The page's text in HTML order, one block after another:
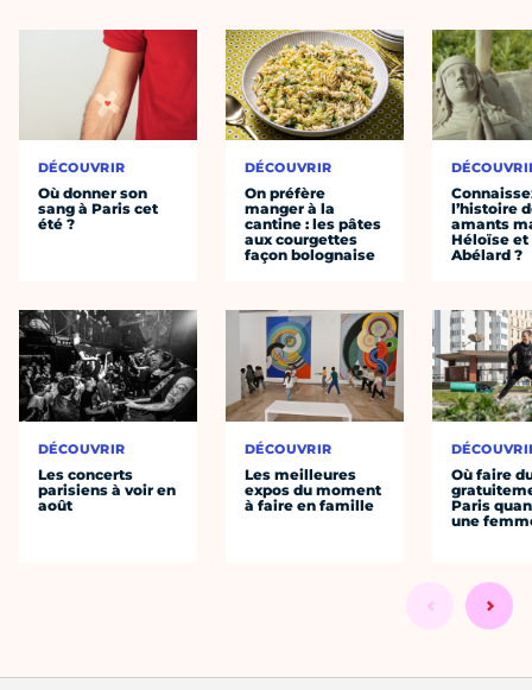
DÉCOUVRIR
Où donner son
sang à Paris cet
été ?
DÉCOUVRIR
Les concerts
parisiens à voir en
août
DÉCOUVRIR
On préfère
manger à la
cantine : les pâtes
aux courgettes
façon bolognaise
DÉCOUVRIR
Les meilleures
expos du moment
à faire en famille
l’histoire
amants
Héloïse et
Abélard ?
Où faire
Paris
une